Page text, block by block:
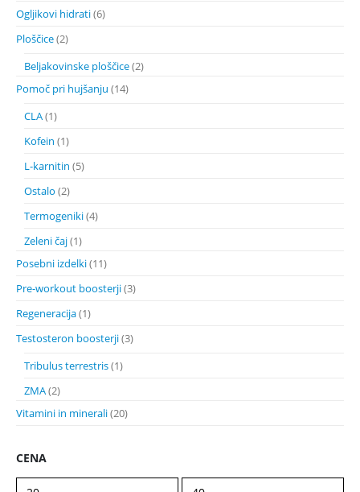
Ogljikovi hidrati(6)
Ploščice(2)
Beljakovinske ploščice(2)
Pomoč pri hujšanju (14)
CLA(1)
Kofein (1)
L-karnitin (5)
Ostalo (2)
Termogeniki(4)
Zeleni čaj(1)
Posebni izdelki(11)
Pre-workout boosterji(3)
Regeneracija(1)
Testosteron boosterji(3)
Tribulus terrestris(1)
ZMA(2)
Vitamini in minerali(20)
CENA